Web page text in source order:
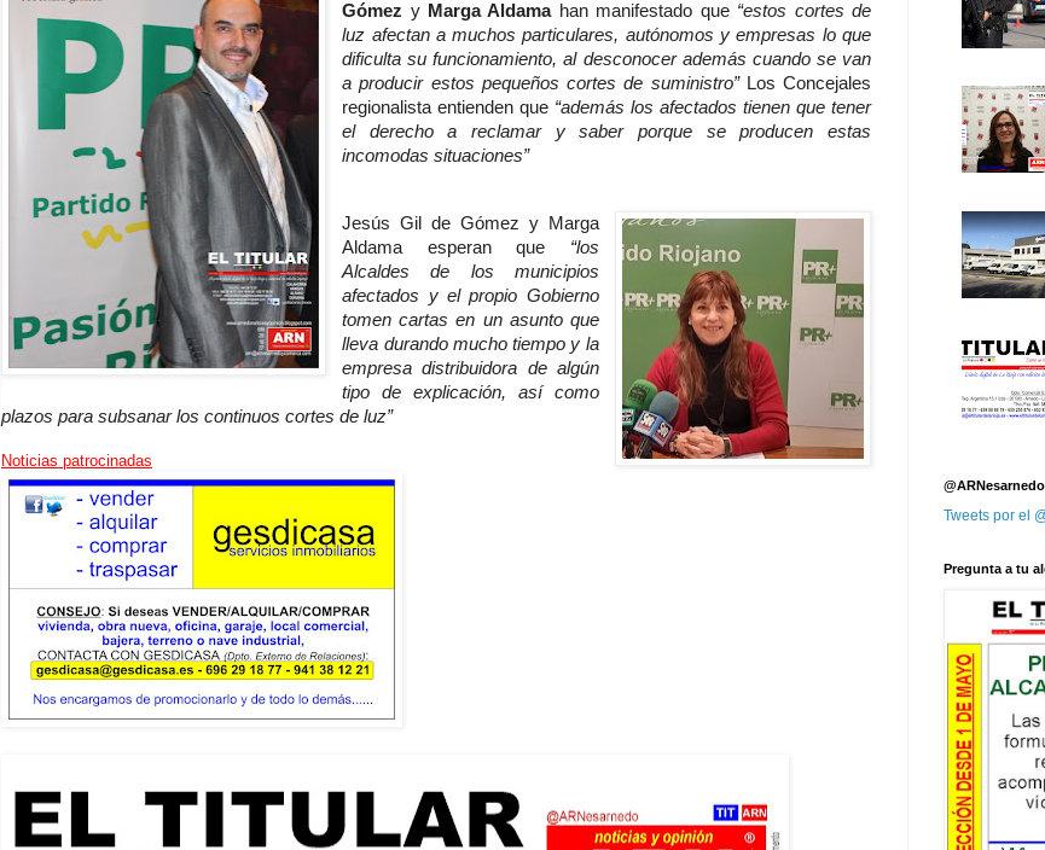
Gómez y Marga Aldama han manifestado que “estos cortes de
luz afectan a muchos particulares, autónomos y empresas lo que
dificulta su funcionamiento, al desconocer además cuando se van
a producir estos pequeños cortes de suministro”Los Concejales
regionalista entienden que “además los afectados tienen que tener
el derecho a reclamar y saber porque se producen estas
incomodas situaciones”
Jesús Gil de Gómez y Marga
Aldama esperan que “los
Alcaldes de los municipios
afectados y el propio Gobierno
tomen cartas en un asunto que
lleva durando mucho tiempo y la
empresa distribuidora de algún
tipo de explicación, así como
plazos para subsanar los continuos cortes de luz”
Noticias patrocinadas
@ARNesarnedo
Tweets por el
Pregunta a tu